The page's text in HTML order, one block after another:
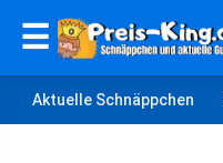
☰
Aktuelle Schnäppchen